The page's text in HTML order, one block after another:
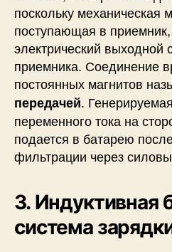
поскольку механическая
поступающая в приемник,
электрический выходной
приемника. Соединение
постоянных магнитов
передачей.
переменного тока на
подается в батарею
фильтрации через
3. Индуктивная
система